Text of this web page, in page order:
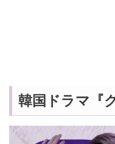
韓国ドラマ『